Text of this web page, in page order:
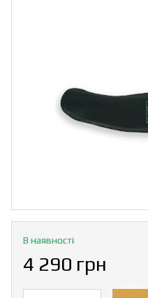
В наявності
4 290 грн